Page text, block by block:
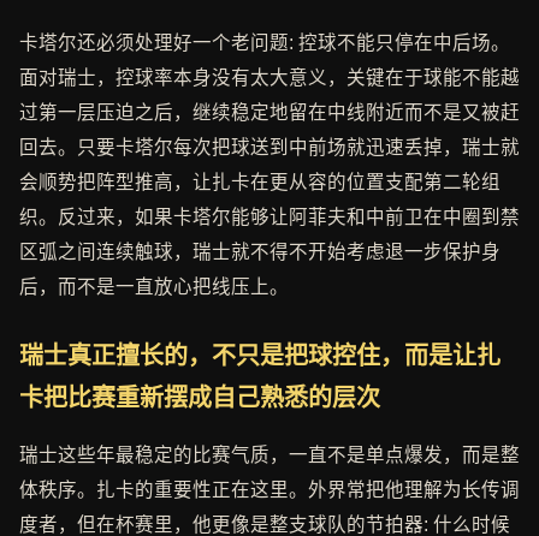
卡塔尔还必须处理好一个老问题: 控球不能只停在中后场。
面对瑞士，控球率本身没有太大意义，关键在于球能不能越
过第一层压迫之后，继续稳定地留在中线附近而不是又被赶
回去。只要卡塔尔每次把球送到中前场就迅速丢掉，瑞士就
会顺势把阵型推高，让扎卡在更从容的位置支配第二轮组
织。反过来，如果卡塔尔能够让阿菲夫和中前卫在中圈到禁
区弧之间连续触球，瑞士就不得不开始考虑退一步保护身
后，而不是一直放心把线压上。
瑞士真正擅长的，不只是把球控住，而是让扎
卡把比赛重新摆成自己熟悉的层次
瑞士这些年最稳定的比赛气质，一直不是单点爆发，而是整
体秩序。扎卡的重要性正在这里。外界常把他理解为长传调
度者，但在杯赛里，他更像是整支球队的节拍器: 什么时候